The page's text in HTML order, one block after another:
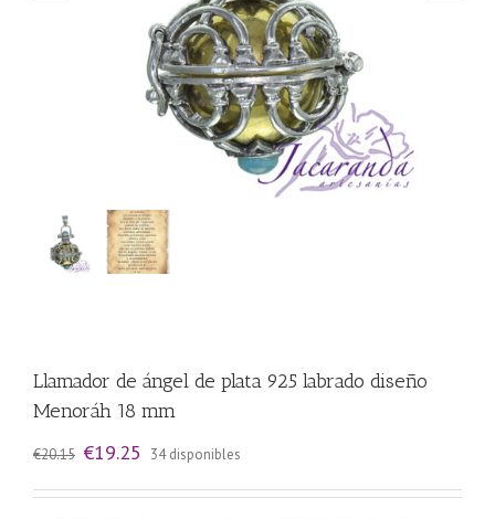
Llamador de ángel de plata 925 labrado diseño
Menoráh 18 mm
€20.15 El
original
€19.25 El
actual
34 disponibles